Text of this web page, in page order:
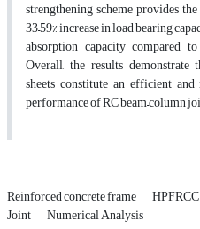
strengthening scheme provides
33–59% increase in load bearing
absorption capacity compared
Overall, the results
sheets constitute an efficient
performance of RC beam–column
Reinforced concrete frame HPFRCC
Joint Numerical Analysis